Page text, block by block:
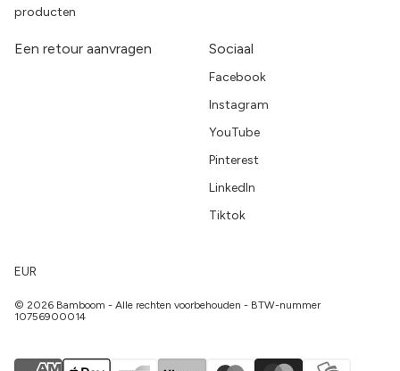
producten
Een retour aanvragen Sociaal
Facebook
Instagram
YouTube
Pinterest
LinkedIn
Tiktok
EUR
© 2026 Bamboom - Alle rechten voorbehouden - BTW-nummer
10756900014